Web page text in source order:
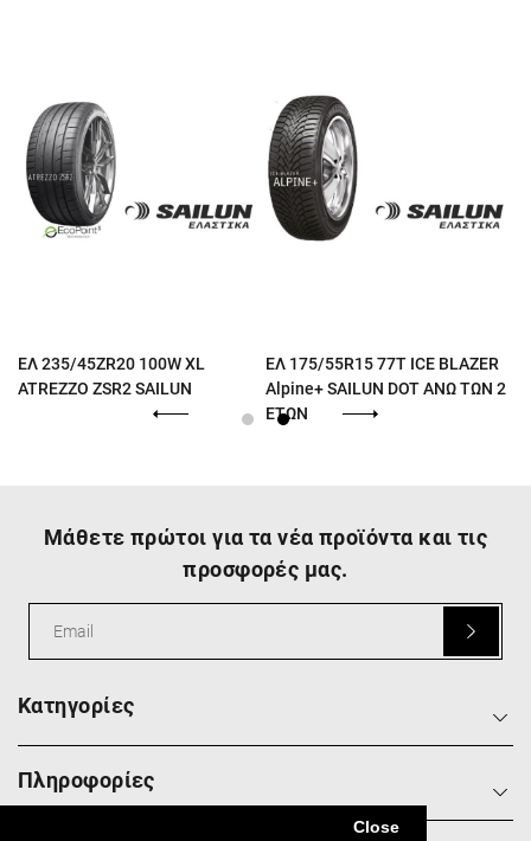
Close
ΕΛ 235/45ZR20 100W XL
ATREZZO ZSR2 SAILUN
ΕΛ 175/55R15 77T ICE BLAZER
Alpine+ SAILUN DOT ΑΝΩ ΤΩΝ 2
ΕΤΩΝ
Κατηγορίες
Πληροφορίες
Μάθετε πρώτοι για τα νέα προϊόντα και τις
προσφορές μας.